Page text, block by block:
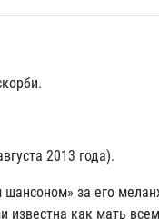
2013 года).
за его
известна как мать